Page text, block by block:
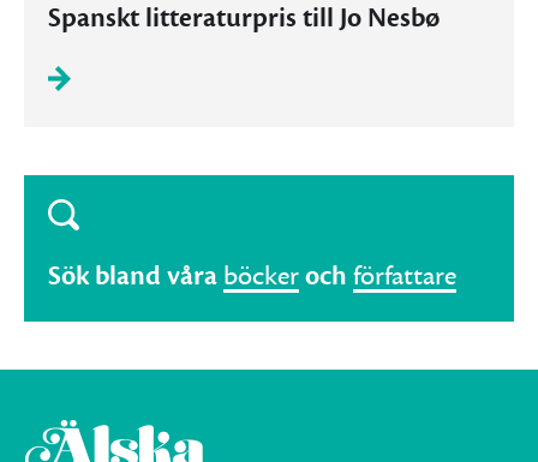
Spanskt litteraturpris till Jo Nesbø
Sök bland våra böckeroch författare